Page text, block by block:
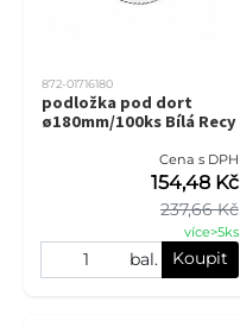
872-01716180
podložka pod dort
ø180mm/100ks Bílá Recy
Cena s DPH
237,66 Kč
154,48 Kč
více>5ks
bal. Koupit